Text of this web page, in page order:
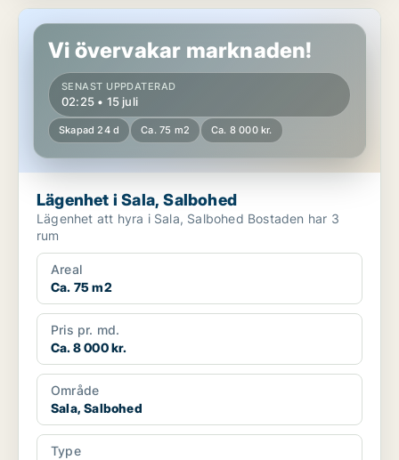
Lägenhet i Sala, Salbohed
Vi övervakar marknaden!
SENAST UPPDATERAD
02:25 • 15 juli
Skapad 24 d Ca. 75 m2 Ca. 8 000 kr.
Lägenhet i Sala, Salbohed
Lägenhet att hyra i Sala, Salbohed Bostaden har 3
rum
Areal
Ca. 75 m2
Pris pr. md.
Ca. 8 000 kr.
Område
Sala, Salbohed
Type